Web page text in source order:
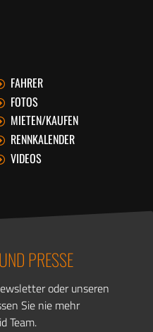
FAHRER
FOTOS
MIETEN/KAUFEN
RENNKALENDER
VIDEOS
PRESSE
oder unseren
Sie nie mehr
Team.